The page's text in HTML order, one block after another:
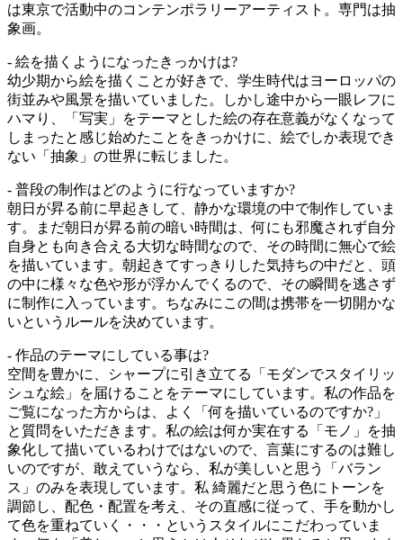
は東京で活動中のコンテンポラリーアーティスト。専門は抽
象画。
- 絵を描くようになったきっかけは?
幼少期から絵を描くことが好きで、学生時代はヨーロッパの
街並みや風景を描いていました。しかし途中から一眼レフに
ハマり、「写実」をテーマとした絵の存在意義がなくなって
しまったと感じ始めたことをきっかけに、絵でしか表現でき
ない「抽象」の世界に転じました。
- 普段の制作はどのように行なっていますか?
朝日が昇る前に早起きして、静かな環境の中で制作していま
す。まだ朝日が昇る前の暗い時間は、何にも邪魔されず自分
自身とも向き合える大切な時間なので、その時間に無心で絵
を描いています。朝起きてすっきりした気持ちの中だと、頭
の中に様々な色や形が浮かんでくるので、その瞬間を逃さず
に制作に入っています。ちなみにこの間は携帯を一切開かな
いというルールを決めています。
- 作品のテーマにしている事は?
空間を豊かに、シャープに引き立てる「モダンでスタイリッ
シュな絵」を届けることをテーマにしています。私の作品を
ご覧になった方からは、よく「何を描いているのですか?」
と質問をいただきます。私の絵は何か実在する「モノ」を抽
象化して描いているわけではないので、言葉にするのは難し
いのですが、敢えていうなら、私が美しいと思う「バラン
ス」のみを表現しています。私 綺麗だと思う色にトーンを
調節し、配色・配置を考え、その直感に従って、手を動かし
て色を重ねていく・・・というスタイルにこだわっていま